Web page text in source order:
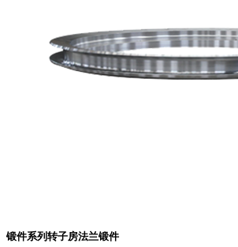
锻件系列 转子房法兰锻件